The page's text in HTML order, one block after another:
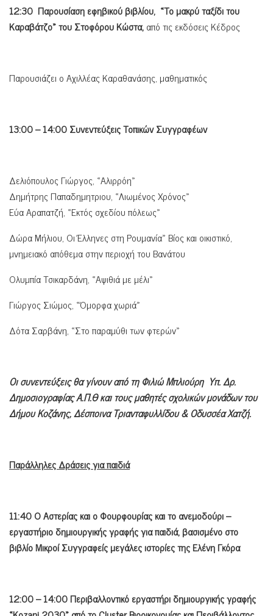
12:30 Παρουσίαση εφηβικού βιβλίου, «Το μακρύ ταξίδι του
Καραβάτζο» του Στοφόρου Κώστα,από τις εκδόσεις Κέδρος
Παρουσιάζει ο Αχιλλέας Καραθανάσης, μαθηματικός
13:00 – 14:00 Συνεντεύξεις Τοπικών Συγγραφέων
Δελιόπουλος Γιώργος, «Αλιρρόη»
Δημήτρης Παπαδημητριου, «Λιωμένος Χρόνος»
Εύα Αραπατζή, «Εκτός σχεδίου πόλεως»
Δώρα Μήλιου, Οι Έλληνες στη Ρουμανία» Βίος και οικιστικό,
μνημειακό απόθεμα στην περιοχή του Βανάτου
Ολυμπία Τσικαρδάνη, «Αψιθιά με μέλι»
Γιώργος Σιώμος, «Όμορφα χωριά»
Δότα Σαρβάνη, «Στο παραμύθι των φτερών»
Οι συνεντεύξεις θα γίνουν από τη Φιλιώ Μπλιούρη Υπ. Δρ.
Δημοσιογραφίας Α.Π.Θ και τους μαθητές σχολικών μονάδων του
Δήμου Κοζάνης, Δέσποινα Τριανταφυλλίδου & Οδυσσέα Χατζή.
Παράλληλες Δράσεις για παιδιά
11:40 Ο Αστερίας και ο Φουρφουρίας και το ανεμοδούρι –
εργαστήριο δημιουργικής γραφής για παιδιά, βασισμένο στο
βιβλίο Μικροί Συγγραφείς μεγάλες ιστορίες της Ελένη Γκόρα
12:00 – 14:00 Περιβαλλοντικό εργαστήρι δημιουργικής γραφής